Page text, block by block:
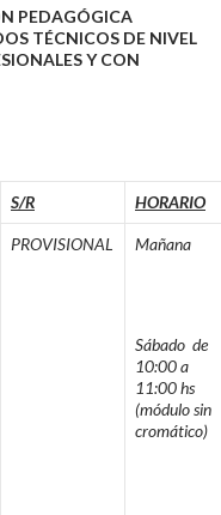
PEDAGÓGICA
TÉCNICOS DE NIVEL
Y CON
S/R HORARIO
PROVISIONAL Mañana
Sábado de
10:00 a
11:00 hs
(módulo sin
cromático)